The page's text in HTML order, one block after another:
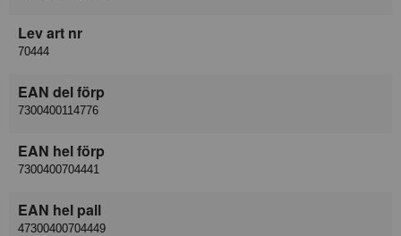
Lev art nr
70444
EAN del förp
7300400114776
EAN hel förp
7300400704441
EAN hel pall
47300400704449